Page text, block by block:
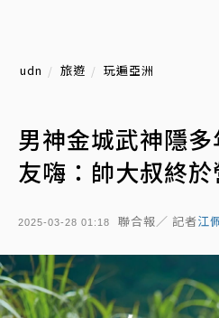
udn 旅遊 玩遍亞洲
男神金城武神隱
友嗨：帥大叔終於
2025-03-28 01:18 聯合報／ 記者江